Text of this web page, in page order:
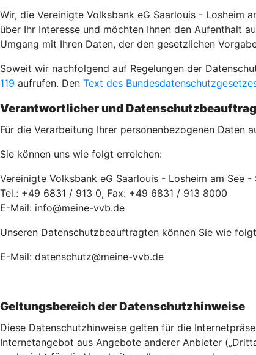
Wir, die Vereinigte Volksbank eG Saarlouis - Losheim
über Ihr Interesse und möchten Ihnen den Aufenthalt
Umgang mit Ihren Daten, der den gesetzlichen
Soweit wir nachfolgend auf Regelungen der
119 aufrufen. Den Text des
Verantwortlicher und
Für die Verarbeitung Ihrer personenbezogenen Daten
Sie können uns wie folgt erreichen:
Vereinigte Volksbank eG Saarlouis - Losheim am See
Tel.: +49 6831 / 913 0, Fax: +49 6831 / 913 8000
E-Mail: info@meine-vvb.de
Unseren Datenschutzbeauftragten können Sie wie
E-Mail: datenschutz@meine-vvb.de
Geltungsbereich der Datenschutzhinweise
Diese Datenschutzhinweise gelten für die
Internetangebot aus Angebote anderer Anbieter